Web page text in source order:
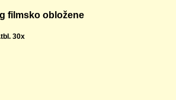
filmsko obložene
30x